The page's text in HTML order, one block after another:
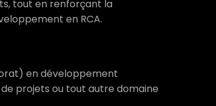
tout en renforçant la
en RCA.
en développement
projets ou tout autre domaine